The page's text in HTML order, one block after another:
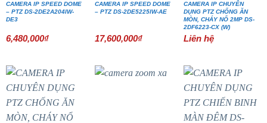
CAMERA IP SPEED DOME
– PTZ DS-2DE2A204IW-
DE3
6,480,000₫
CAMERA IP SPEED DOME
– PTZ DS-2DE5225IW-AE
17,600,000₫
CAMERA IP CHUYÊN
DỤNG PTZ CHỐNG ĂN
MÒN, CHÁY NỔ 2MP DS-
2DF6223-CX (W)
Liên hệ